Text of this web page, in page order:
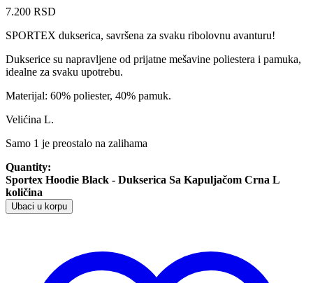
7.200 RSD
SPORTEX dukserica, savršena za svaku ribolovnu avanturu!
Dukserice su napravljene od prijatne mešavine poliestera i pamuka,
idealne za svaku upotrebu.
Materijal: 60% poliester, 40% pamuk.
Velićina L.
Samo 1 je preostalo na zalihama
Quantity:
Sportex Hoodie Black - Dukserica Sa Kapuljačom Crna L
količina
Ubaci u korpu